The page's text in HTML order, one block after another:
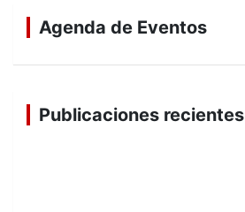
Agenda de Eventos
Publicaciones recientes